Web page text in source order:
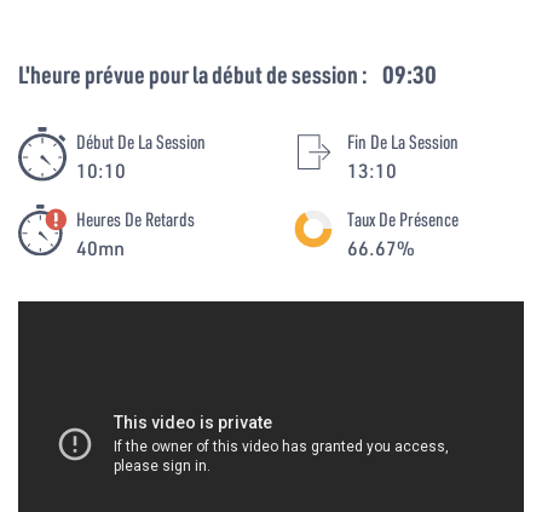
L'heure prévue pour la début de session : 09:30
Début De La Session
10:10
Fin De La Session
13:10
Heures De Retards
40mn
Taux De Présence
66.67%